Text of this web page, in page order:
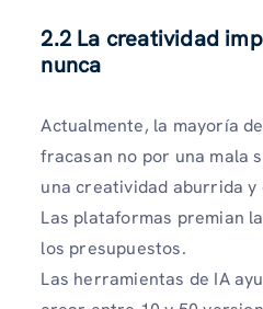
2.2 La creatividad
nunca
Actualmente, la mayoría
fracasan no por una mala
una creatividad aburrida y
Las plataformas premian
los presupuestos.
Las herramientas de IA